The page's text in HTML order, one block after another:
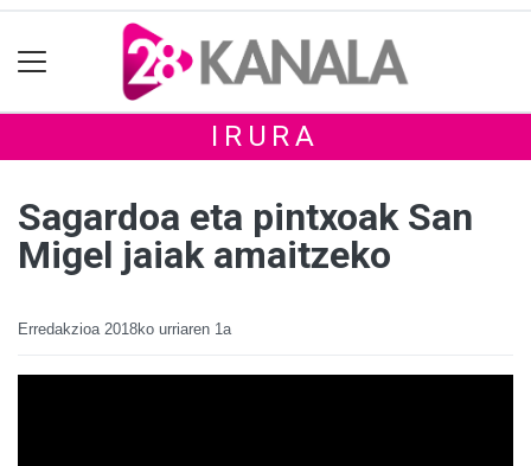
IRURA
Sagardoa eta pintxoak San
Migel jaiak amaitzeko
Erredakzioa 2018ko urriaren 1a